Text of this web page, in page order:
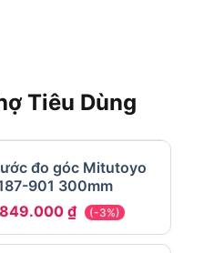
Tiêu Dùng
đo góc Mitutoyo
901 300mm
₫ (-3%)